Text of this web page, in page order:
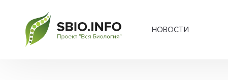
НОВОСТИ